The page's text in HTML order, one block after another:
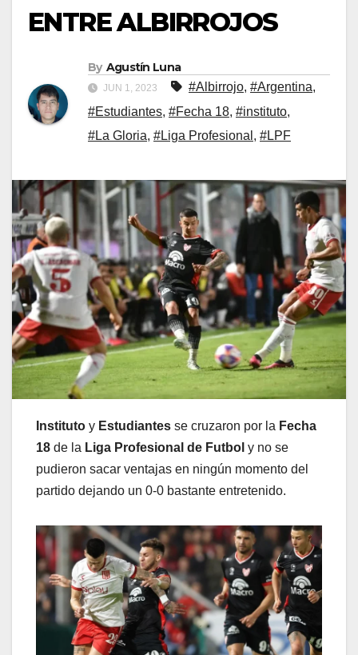
ENTRE ALBIRROJOS
By Agustín Luna
JUN 1, 2023 #Albirrojo, #Argentina,
#Estudiantes, #Fecha 18, #instituto,
#La Gloria, #Liga Profesional , #LPF
Instituto y Estudiantes se cruzaron por la Fecha
18 de la Liga Profesional de Futbol y no se
pudieron sacar ventajas en ningún momento del
partido dejando un 0-0 bastante entretenido.